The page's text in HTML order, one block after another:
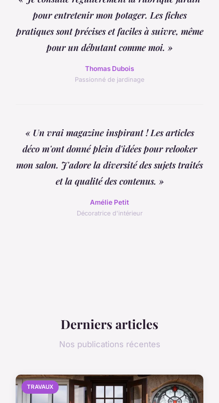
pour entretenir mon potager. Les fiches
pratiques sont précises et faciles à suivre, même
pour un débutant comme moi. »
Thomas Dubois
Passionné de jardinage
« Un vrai magazine inspirant ! Les articles
déco m'ont donné plein d'idées pour relooker
mon salon. J'adore la diversité des sujets traités
et la qualité des contenus. »
Amélie Petit
Décoratrice d'intérieur
Derniers articles
Nos publications récentes
TRAVAUX